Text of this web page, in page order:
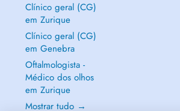
Clínico geral (CG)
em Zurique
Clínico geral (CG)
em Genebra
Oftalmologista -
Médico dos olhos
em Zurique
Mostrar tudo →